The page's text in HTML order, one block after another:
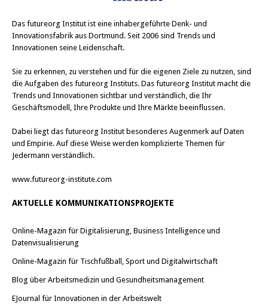
Das futureorg Institut ist eine inhabergeführte Denk- und
Innovationsfabrik aus Dortmund. Seit 2006 sind Trends und
Innovationen seine Leidenschaft.
Sie zu erkennen, zu verstehen und für die eigenen Ziele zu nutzen, sind
die Aufgaben des futureorg Instituts. Das futureorg Institut macht die
Trends und Innovationen sichtbar und verständlich, die Ihr
Geschäftsmodell, Ihre Produkte und Ihre Märkte beeinflussen.
Dabei liegt das futureorg Institut besonderes Augenmerk auf Daten
und Empirie. Auf diese Weise werden komplizierte Themen für
Jedermann verständlich.
www.futureorg-institute.com
AKTUELLE KOMMUNIKATIONSPROJEKTE
Online-Magazin für Digitalisierung, Business Intelligence und
Datenvisualisierung
Online-Magazin für Tischfußball, Sport und Digitalwirtschaft
Blog über Arbeitsmedizin und Gesundheitsmanagement
EJournal für Innovationen in der Arbeitswelt